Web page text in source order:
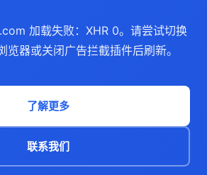
加载失败：XHR 0。请尝试切换
器或关闭广告拦截插件后刷新。
了解更多
联系我们